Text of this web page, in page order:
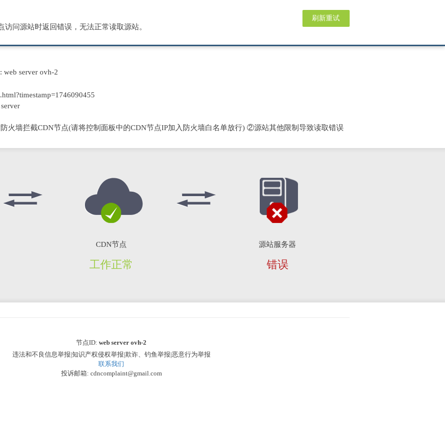
刷新重试
访问源站时返回错误，无法正常读取源站。
web server ovh-2
火墙拦截CDN节点(请将控制面板中的CDN节点IP加入防火墙白名单放行) ②源站其他限制导致读取错误
CDN节点
工作正常
源站服务器
错误
节点ID: web server ovh-2
违法和不良信息举报|知识产权侵权举报|欺诈、钓鱼举报|恶意行为举报
联系我们
投诉邮箱: cdncomplaint@gmail.com